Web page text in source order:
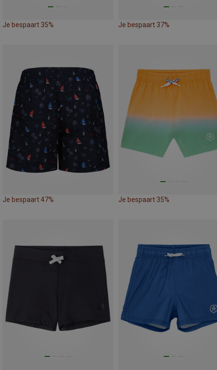
Je bespaart 35% Je bespaart 37%
Je bespaart 47% Je bespaart 35%